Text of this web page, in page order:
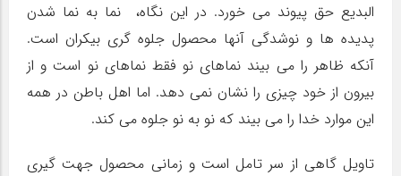
البدیع حق پیوند می خورد. در این نگاه، نما به نما شدن
پدیده ها و نوشدگی آنها محصول جلوه گری بیکران است.
آنکه ظاهر را می بیند نماهای نو فقط نماهای نو است و از
بیرون از خود چیزی را نشان نمی دهد. اما اهل باطن در همه
این موارد خدا را می بیند که نو به نو جلوه می کند.
تاویل گاهی از سر تامل است و زمانی محصول جهت گیری